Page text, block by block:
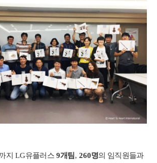
지 LG유플러스 9개팀, 260명의 임직원들과